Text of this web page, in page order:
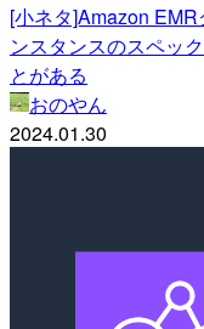
[小ネタ]Amazon
ンスタンスのスペッ
とがある
おのやん
2024.01.30